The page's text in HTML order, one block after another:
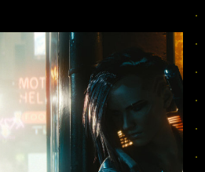
più fluida e tutto il
2077 può offrirti su